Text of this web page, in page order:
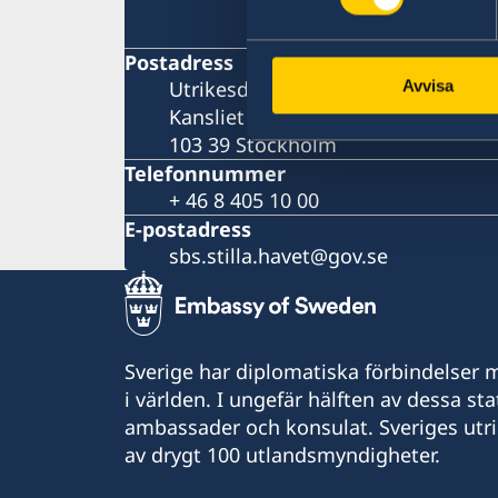
Avvisa
Postadress
Utrikesdepartementet
Kansliet för stöd till mindre
103 39 Stockholm
Telefonnummer
+ 46 8 405 10 00
E-postadress
sbs.stilla.havet@gov.se
Sverige har diplomatiska förbindelser
i världen. I ungefär hälften av dessa
ambassader och konsulat. Sveriges
av drygt 100 utlandsmyndigheter.